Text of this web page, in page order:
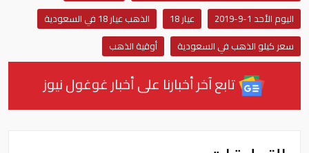
اليوم الأحد 1-9-2019
عيار 18
الذهب عيار 18 في السعودية
سعر كيلو الذهب في السعودية
أوقية الذهب
تابع آخر أخبارنا على أخبار غوغول نيوز